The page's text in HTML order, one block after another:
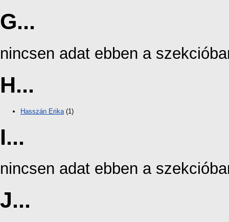
G...
nincsen adat ebben a
H...
Hasszán Erika (1)
I...
nincsen adat ebben a
J...